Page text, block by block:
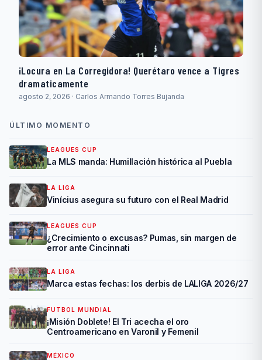
¡Locura en La Corregidora! Querétaro vence a Tigres
dramaticamente
agosto 2, 2026 · Carlos Armando Torres Bujanda
ÚLTIMO MOMENTO
LEAGUES CUP
La MLS manda: Humillación histórica al Puebla
LA LIGA
Vinícius asegura su futuro con el Real Madrid
LEAGUES CUP
¿Crecimiento o excusas? Pumas, sin margen de
error ante Cincinnati
LA LIGA
Marca estas fechas: los derbis de LALIGA 2026/27
FUTBOL MUNDIAL
¡Misión Doblete! El Tri acecha el oro
Centroamericano en Varonil y Femenil
MÉXICO